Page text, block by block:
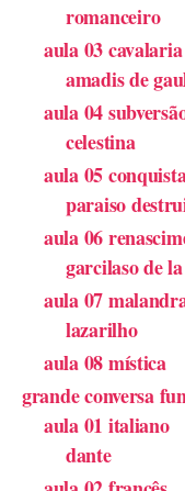
romanceiro
aula 03 cavalaria
amadis de
aula 04
celestina
aula 05
paraiso
aula 06
garcilaso de
aula 07
lazarilho
aula 08 mística
grande conversa
aula 01 italiano
dante